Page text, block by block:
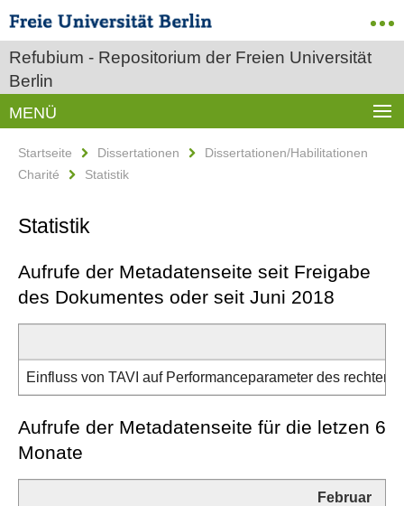
Refubium - Repositorium der Freien Universität
Berlin
MENÜ
Startseite Dissertationen
Dissertationen/Habilitationen
Charité
Statistik
Statistik
Aufrufe der Metadatenseite seit Freigabe
des Dokumentes oder seit Juni 2018
Einfluss von TAVI auf Performanceparameter des rechten
Aufrufe der Metadatenseite für die letzen 6
Monate
Februar